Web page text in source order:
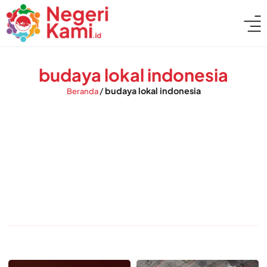
budaya lokal indonesia
Beranda/budaya lokal indonesia